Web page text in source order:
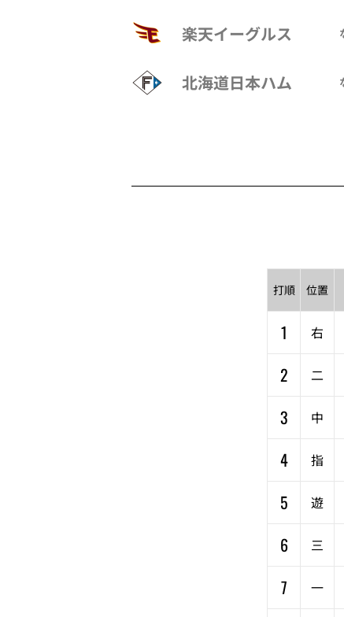
楽天イーグルス
北海道日本ハム
打順 位置
1 右
2
二
3
中
4
指
5
遊
6
三
7
一